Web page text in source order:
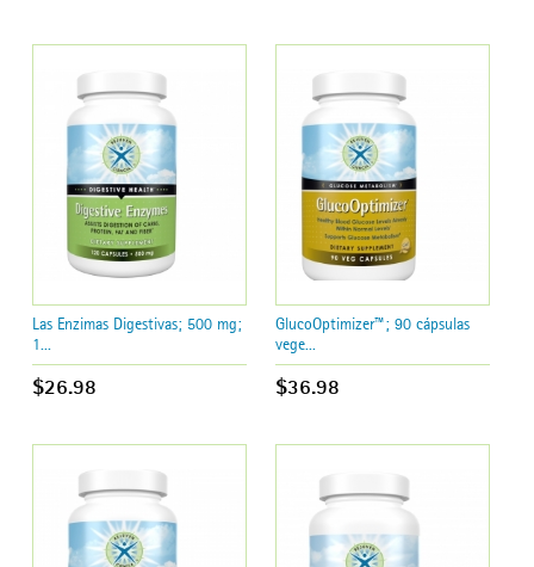
Las Enzimas Digestivas; 500 mg;
1...
$26.98
GlucoOptimizer™; 90 cápsulas
vege...
$36.98